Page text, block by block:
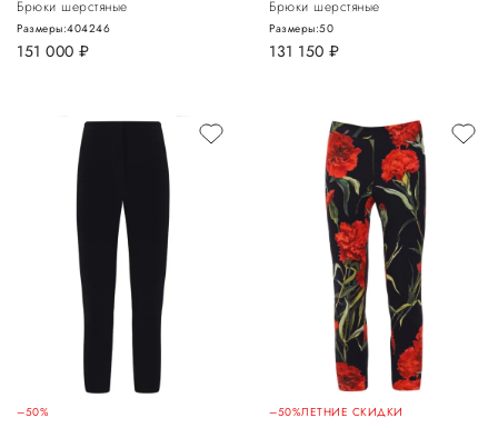
Брюки шерстяные
151 000 руб.
Размеры:404246
Брюки шерстяные
131 150 руб.
Размеры:50
–50% –50%ЛЕТНИЕ СКИДКИ